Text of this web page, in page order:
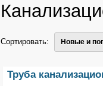
Сортировать: Новые и
Труба